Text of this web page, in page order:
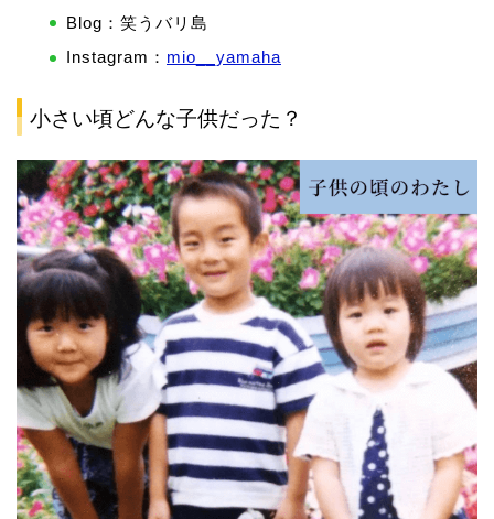
Blog：笑うバリ島
Instagram： mio__yamaha
小さい頃どんな子供だった？